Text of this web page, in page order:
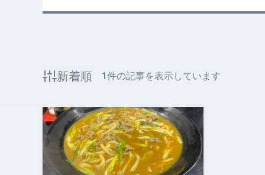
新着順 1件の記事を表示しています